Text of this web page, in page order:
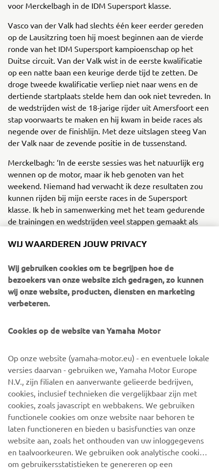
voor Merckelbagh in de IDM Supersport klasse.
Vasco van der Valk had slechts één keer eerder gereden
op de Lausitzring toen hij moest beginnen aan de vierde
ronde van het IDM Supersport kampioenschap op het
Duitse circuit. Van der Valk wist in de eerste kwalificatie
op een natte baan een keurige derde tijd te zetten. De
droge tweede kwalificatie verliep niet naar wens en de
dertiende startplaats stelde hem dan ook niet tevreden. In
de wedstrijden wist de 18-jarige rijder uit Amersfoort een
stap voorwaarts te maken en hij kwam in beide races als
negende over de finishlijn. Met deze uitslagen steeg Van
der Valk naar de zevende positie in de tussenstand.
Merckelbagh: ‘In de eerste sessies was het natuurlijk erg
wennen op de motor, maar ik heb genoten van het
weekend. Niemand had verwacht ik deze resultaten zou
kunnen rijden bij mijn eerste races in de Supersport
klasse. Ik heb in samenwerking met het team gedurende
de trainingen en wedstrijden veel stappen gemaakt als
wachten om in Assen weer op de Yamaha R6 te stappen!’
Van der Valk: ‘Het was een erg lastig, maar ook zeer
leerzaam weekend. We begonnen op vrijdag met een
achterstand naar de kop, omdat ik als één van de weinige
rijders hier nog nooit een race had gereden. Op de natte
mooie stap kunnen maken in de wedstrijden, waarbij ik
We hebben veel geleerd dit weekend en dit ga ik
meenemen naar de races in Assen.’
Het volgende evenement is de thuisrace van Benro Racing
van 7 t/m 9 september op het TT Circuit. Het team hoopt
dan voor het Nederlandse publiek mooie resultaten neer
te zetten in de IDM Supersport categorie.
WIJ WAARDEREN JOUW PRIVACY
Wij gebruiken cookies om te begrijpen hoe de
bezoekers van onze website zich gedragen, zo kunnen
wij onze website, producten, diensten en marketing
verbeteren.
Cookies op de website van Yamaha Motor
Op onze website (yamaha-motor.eu) - en eventuele lokale
versies daarvan - gebruiken we, Yamaha Motor Europe
N.V., zijn filialen en aanverwante gelieerde bedrijven,
cookies, inclusief technieken die vergelijkbaar zijn met
cookies, zoals javascript en webbakens. We gebruiken
functionele cookies om onze website naar behoren te
laten functioneren en bieden u basisfuncties van onze
website aan, zoals het onthouden van uw inloggegevens
en taalvoorkeuren. We gebruiken ook analytische cookies
om gebruikersstatistieken te genereren op een